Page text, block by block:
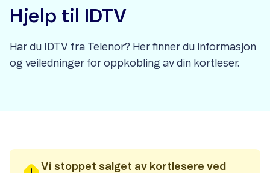
Hjelp til IDTV
Har du IDTV fra Telenor? Her finner du informasjon
og veiledninger for oppkobling av din kortleser.
Vi stoppet salget av kortlesere ved